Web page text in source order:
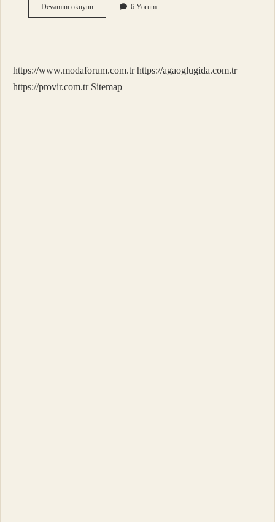
Devamını okuyunVerilen
Kilonun
6 Yorum
https://www.modaforum.com.tr https://agaoglugida.com.tr
https://provir.com.tr Sitemap